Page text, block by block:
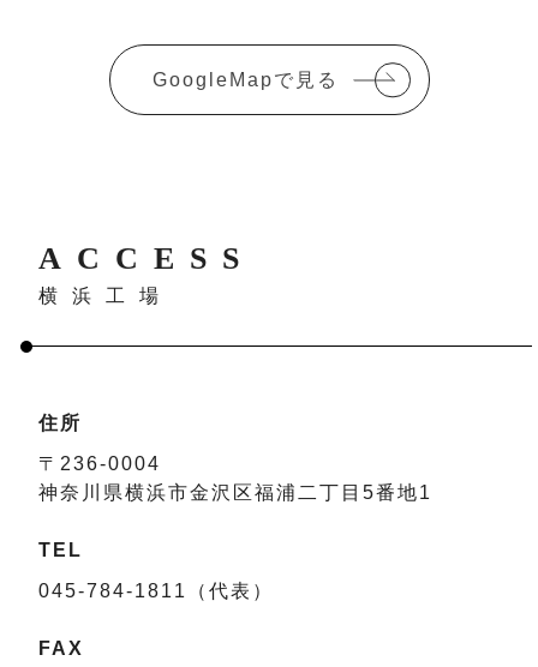
GoogleMapで見る
ACCESS
横浜工場
住所
〒236-0004
神奈川県横浜市金沢区福浦二丁目5番地1
TEL
045-784-1811（代表）
FAX